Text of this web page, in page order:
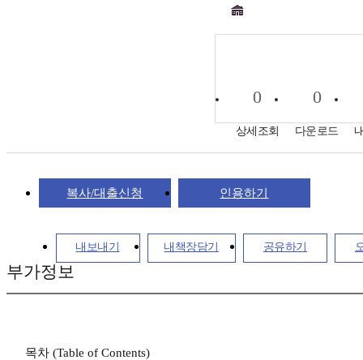
0
상세조회
0
다운로드
복사/대출신청 인용하기
내보내기 내책장담기 공유하기
부가정보
목차 (Table of Contents)